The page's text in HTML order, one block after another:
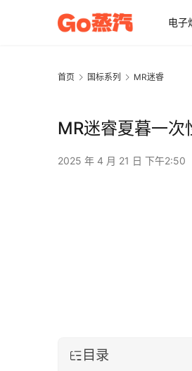
电子
首页 国标系列 MR迷睿
MR迷睿夏暮一次
2025 年 4 月 21 日 下午2:50
目录